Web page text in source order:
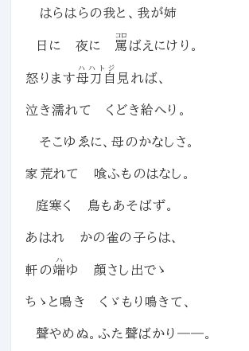
はらはらの我と、我が姉
日に 夜に 罵
コロ
ばえにけり。
怒ります母刀自
ハハトジ
見れば、
泣き濡れて くどき給へり。
そこゆゑに、母のかなしさ。
家荒れて 喰ふものはなし。
庭寒く 鳥もあそばず。
あはれ かの雀の子らは、
軒の端
ハ
ゆ 顏さし出でゝ
ちゝと鳴き くゞもり鳴きて、
聲やめぬ。ふた聲ばかり――。